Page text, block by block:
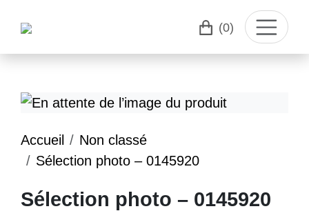
(0)
Accueil
Non classé
Sélection photo – 0145920
Sélection photo – 0145920